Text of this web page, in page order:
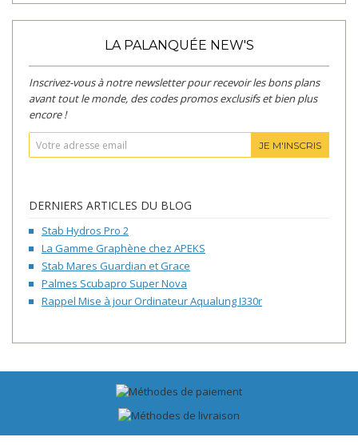
LA PALANQUÉE NEW'S
Inscrivez-vous à notre newsletter pour recevoir les bons plans
avant tout le monde, des codes promos exclusifs et bien plus
encore !
JE M'INSCRIS
DERNIERS ARTICLES DU BLOG
Stab Hydros Pro 2
La Gamme Graphène chez APEKS
Stab Mares Guardian et Grace
Palmes Scubapro Super Nova
Rappel Mise à jour Ordinateur Aqualung I330r